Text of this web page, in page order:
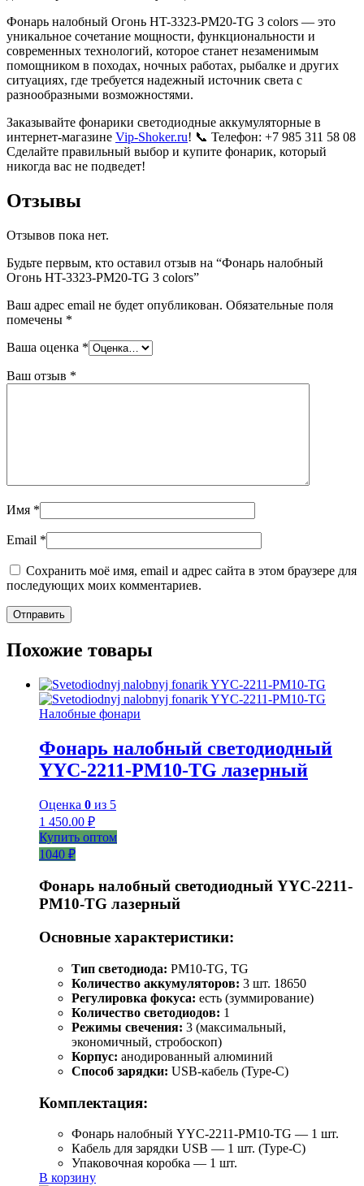
Фонарь налобный Огонь HT-3323-PM20-TG 3 colors — это
уникальное сочетание мощности, функциональности и
современных технологий, которое станет незаменимым
помощником в походах, ночных работах, рыбалке и других
ситуациях, где требуется надежный источник света с
разнообразными возможностями.
Заказывайте фонарики светодиодные аккумуляторные в
интернет-магазине Vip-Shoker.ru! 📞 Телефон: +7 985 311 58 08
Сделайте правильный выбор и купите фонарик, который
никогда вас не подведет!
Отзывы
Отзывов пока нет.
Будьте первым, кто оставил отзыв на “Фонарь налобный
Огонь HT-3323-PM20-TG 3 colors”
Ваш адрес email не будет опубликован. Обязательные поля
помечены *
Ваша оценка *
Ваш отзыв *
Имя *
Email *
Сохранить моё имя, email и адрес сайта в этом браузере для
последующих моих комментариев.
Похожие товары
Налобные фонари
Фонарь налобный светодиодный
YYC-2211-PM10-TG лазерный
Оценка 0 из 5
1 450.00 ₽
Купить оптом
1040 ₽
Фонарь налобный светодиодный YYC-2211-
PM10-TG лазерный
Основные характеристики:
Тип светодиода: PM10-TG, TG
Количество аккумуляторов: 3 шт. 18650
Регулировка фокуса: есть (зуммирование)
Количество светодиодов: 1
Режимы свечения: 3 (максимальный,
экономичный, стробоскоп)
Корпус: анодированный алюминий
Способ зарядки: USB-кабель (Type-C)
Комплектация:
Фонарь налобный YYC-2211-PM10-TG — 1 шт.
Кабель для зарядки USB — 1 шт. (Type-C)
Упаковочная коробка — 1 шт.
В корзину